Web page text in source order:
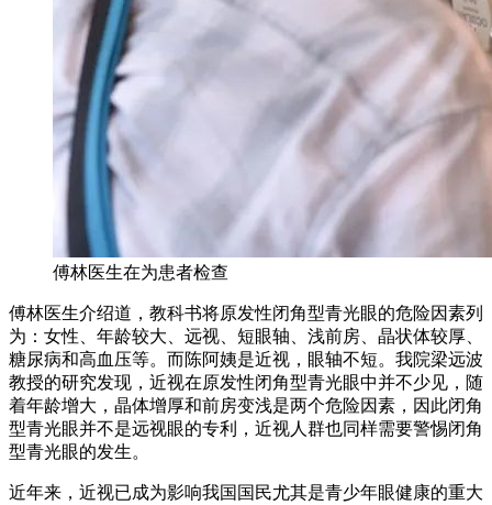
傅林医生在为患者检查
傅林医生介绍道，教科书将原发性闭角型青光眼的危险因素列
为：女性、年龄较大、远视、短眼轴、浅前房、晶状体较厚、
糖尿病和高血压等。而陈阿姨是近视，眼轴不短。我院梁远波
教授的研究发现，近视在原发性闭角型青光眼中并不少见，随
着年龄增大，晶体增厚和前房变浅是两个危险因素，因此闭角
型青光眼并不是远视眼的专利，近视人群也同样需要警惕闭角
型青光眼的发生。
近年来，近视已成为影响我国国民尤其是青少年眼健康的重大